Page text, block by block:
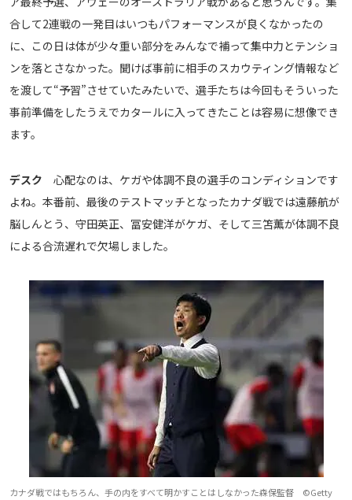
合して2連戦の一発目はいつもパフォーマンスが良くなかったの
に、この日は体が少々重い部分をみんなで補って集中力とテンショ
ンを落とさなかった。聞けば事前に相手のスカウティング情報など
を渡して“予習”させていたみたいで、選手たちは今回もそういった
事前準備をしたうえでカタールに入ってきたことは容易に想像でき
ます。
デスク 心配なのは、ケガや体調不良の選手のコンディションです
よね。本番前、最後のテストマッチとなったカナダ戦では遠藤航が
脳しんとう、守田英正、冨安健洋がケガ、そして三笘薫が体調不良
による合流遅れで欠場しました。
カナダ戦ではもちろん、手の内をすべて明かすことはしなかった森保監督 ©Getty